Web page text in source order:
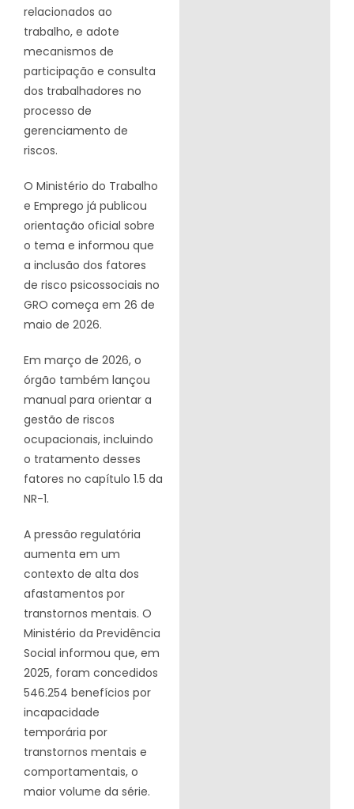
relacionados ao
trabalho, e adote
mecanismos de
participação e consulta
dos trabalhadores no
processo de
gerenciamento de
riscos.
O Ministério do Trabalho
e Emprego já publicou
orientação oficial sobre
o tema e informou que
a inclusão dos fatores
de risco psicossociais no
GRO começa em 26 de
maio de 2026.
Em março de 2026, o
órgão também lançou
manual para orientar a
gestão de riscos
ocupacionais, incluindo
o tratamento desses
fatores no capítulo 1.5 da
NR-1.
A pressão regulatória
aumenta em um
contexto de alta dos
afastamentos por
transtornos mentais. O
Ministério da Previdência
Social informou que, em
2025, foram concedidos
546.254 benefícios por
incapacidade
temporária por
transtornos mentais e
comportamentais, o
maior volume da série.